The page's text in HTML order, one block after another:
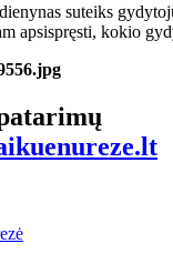
suteiks
apsispręsti, kokio